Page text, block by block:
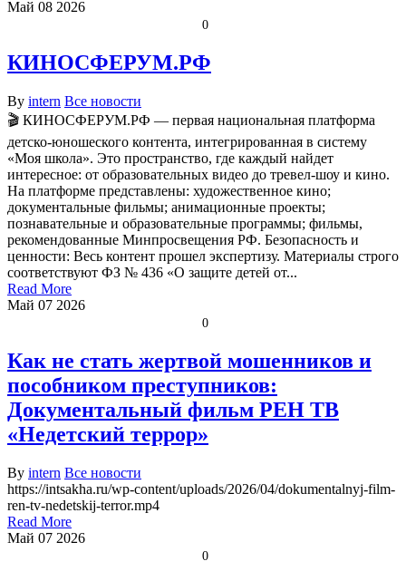
Май 08 2026
0
КИНОСФЕРУМ.РФ
By intern Все новости
🎬 КИНОСФЕРУМ.РФ — первая национальная платформа
детско-юношеского контента, интегрированная в систему
«Моя школа». Это пространство, где каждый найдет
интересное: от образовательных видео до тревел-шоу и кино.
На платформе представлены: художественное кино;
документальные фильмы; анимационные проекты;
познавательные и образовательные программы; фильмы,
рекомендованные Минпросвещения РФ. Безопасность и
ценности: Весь контент прошел экспертизу. Материалы строго
соответствуют ФЗ № 436 «О защите детей от...
Read More
Май 07 2026
0
Как не стать жертвой мошенников и
пособником преступников:
Документальный фильм РЕН ТВ
«Недетский террор»
By intern Все новости
https://intsakha.ru/wp-content/uploads/2026/04/dokumentalnyj-film-
ren-tv-nedetskij-terror.mp4
Read More
Май 07 2026
0